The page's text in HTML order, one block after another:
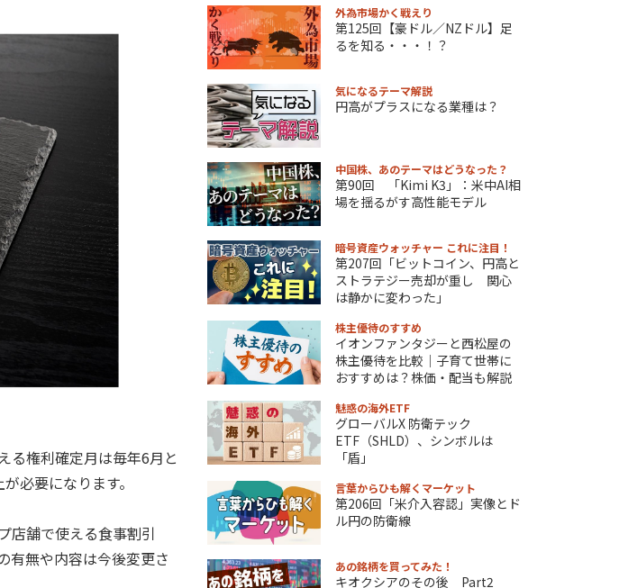
る権利確定月は毎年6月と
必要になります。
店舗で使える食事割引
有無や内容は今後変更さ
外為市場かく戦えり
第125回【豪ドル／NZドル】足
るを知る・・・！？
気になるテーマ解説
円高がプラスになる業種は？
中国株、あのテーマはどうなった？
第90回 「Kimi K3」：米中AI相
場を揺るがす高性能モデル
暗号資産ウォッチャー これに注目！
第207回「ビットコイン、円高と
ストラテジー売却が重し 関心
は静かに変わった」
株主優待のすすめ
イオンファンタジーと西松屋の
株主優待を比較｜子育て世帯に
おすすめは？株価・配当も解説
魅惑の海外ETF
グローバルX 防衛テック
ETF（SHLD）、シンボルは
「盾」
言葉からひも解くマーケット
第206回「米介入容認」実像とド
ル円の防衛線
あの銘柄を買ってみた！
キオクシアのその後 Part2